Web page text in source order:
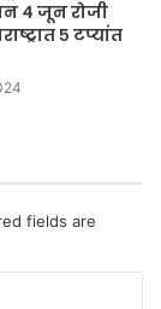
४ जून रोजी
५ टप्यांत
fields are